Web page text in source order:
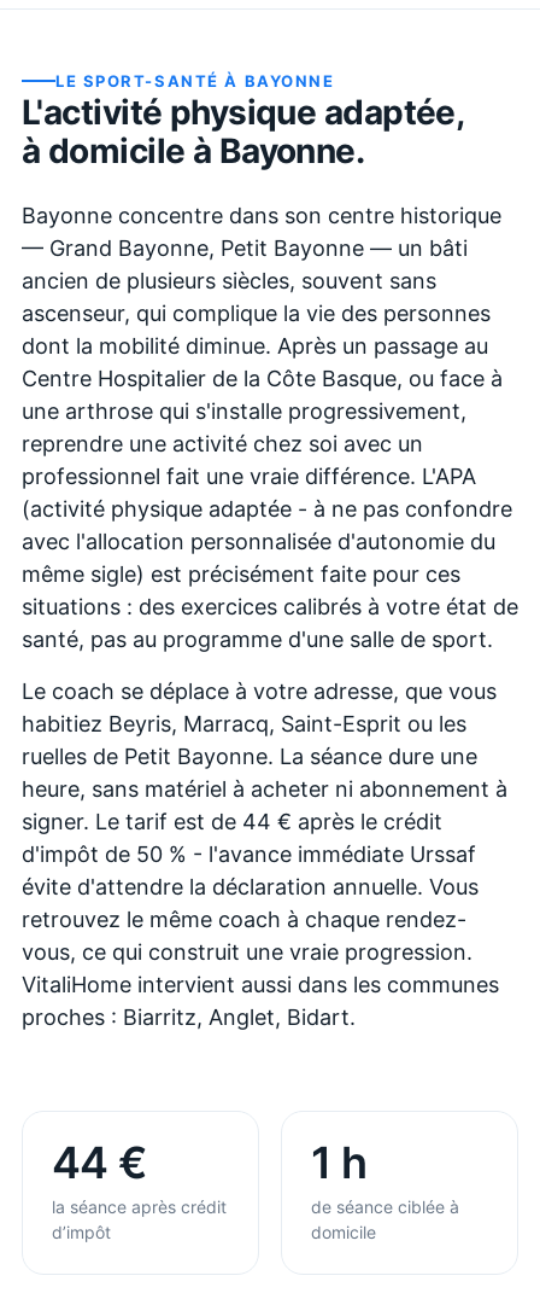
LE SPORT-SANTÉ À BAYONNE
L'activité physique adaptée,
à domicile à Bayonne.
Bayonne concentre dans son centre historique
— Grand Bayonne, Petit Bayonne — un bâti
ancien de plusieurs siècles, souvent sans
ascenseur, qui complique la vie des personnes
dont la mobilité diminue. Après un passage au
Centre Hospitalier de la Côte Basque, ou face à
une arthrose qui s'installe progressivement,
reprendre une activité chez soi avec un
professionnel fait une vraie différence. L'APA
(activité physique adaptée - à ne pas confondre
avec l'allocation personnalisée d'autonomie du
même sigle) est précisément faite pour ces
situations : des exercices calibrés à votre état de
santé, pas au programme d'une salle de sport.
Le coach se déplace à votre adresse, que vous
habitiez Beyris, Marracq, Saint-Esprit ou les
ruelles de Petit Bayonne. La séance dure une
heure, sans matériel à acheter ni abonnement à
signer. Le tarif est de 44 € après le crédit
d'impôt de 50 % - l'avance immédiate Urssaf
évite d'attendre la déclaration annuelle. Vous
retrouvez le même coach à chaque rendez-
vous, ce qui construit une vraie progression.
VitaliHome intervient aussi dans les communes
proches : Biarritz, Anglet, Bidart.
44 €
la séance après crédit
d’impôt
1 h
de séance ciblée à
domicile